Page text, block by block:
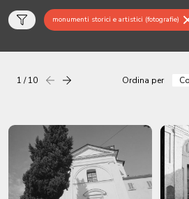
monumenti storici e artistici (fotografie)
1 / 10 Precedentesuccessiva Ordina per